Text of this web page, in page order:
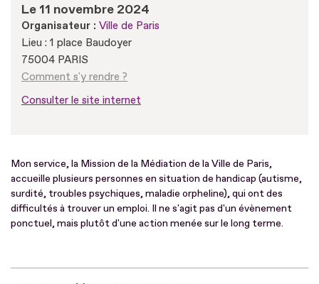
Le 11 novembre 2024
Organisateur : Ville de Paris
Lieu : 1 place Baudoyer
75004 PARIS
Comment s'y rendre ?
Consulter le site internet
Mon service, la Mission de la Médiation de la Ville de Paris,
accueille plusieurs personnes en situation de handicap (autisme,
surdité, troubles psychiques, maladie orpheline), qui ont des
difficultés à trouver un emploi. Il ne s'agit pas d'un évènement
ponctuel, mais plutôt d'une action menée sur le long terme.